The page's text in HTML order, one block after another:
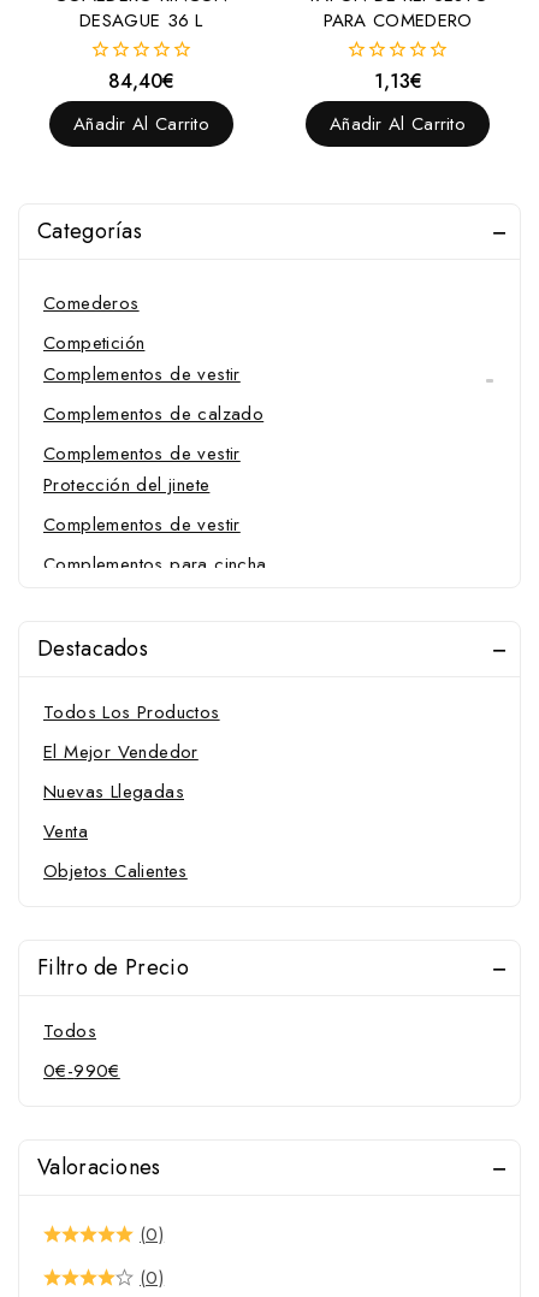
DESAGUE 36 L
fuera
de
5
84,40€
Añadir Al Carrito
PARA COMEDERO
fuera
de
5
1,13€
Añadir Al Carrito
Categorías
Cincha XpandGirth y repuestos
Cinchas
Hebillas de cincha
Cinchas
Clavos
Comederos
Competición
Complementos de vestir
Complementos de calzado
Complementos de vestir
Protección del jinete
Complementos de vestir
Complementos para cincha
Establo, Guadarnés y Pista
Correas de espuela
Cortesía
Cubrecolas
Cuchillas
Cuidado de los cascos
Suplementos alimenticios y recompensas
pelo y tendones
Varios regalo
Cuidados y Salud
Almohazas y Esponjas
Brochas
Destacados
Todos Los Productos
El Mejor Vendedor
Nuevas Llegadas
Venta
Objetos Calientes
Filtro de Precio
Todos
0€-990€
Valoraciones
(0)
(0)